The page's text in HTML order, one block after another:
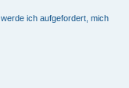
ich aufgefordert, mich